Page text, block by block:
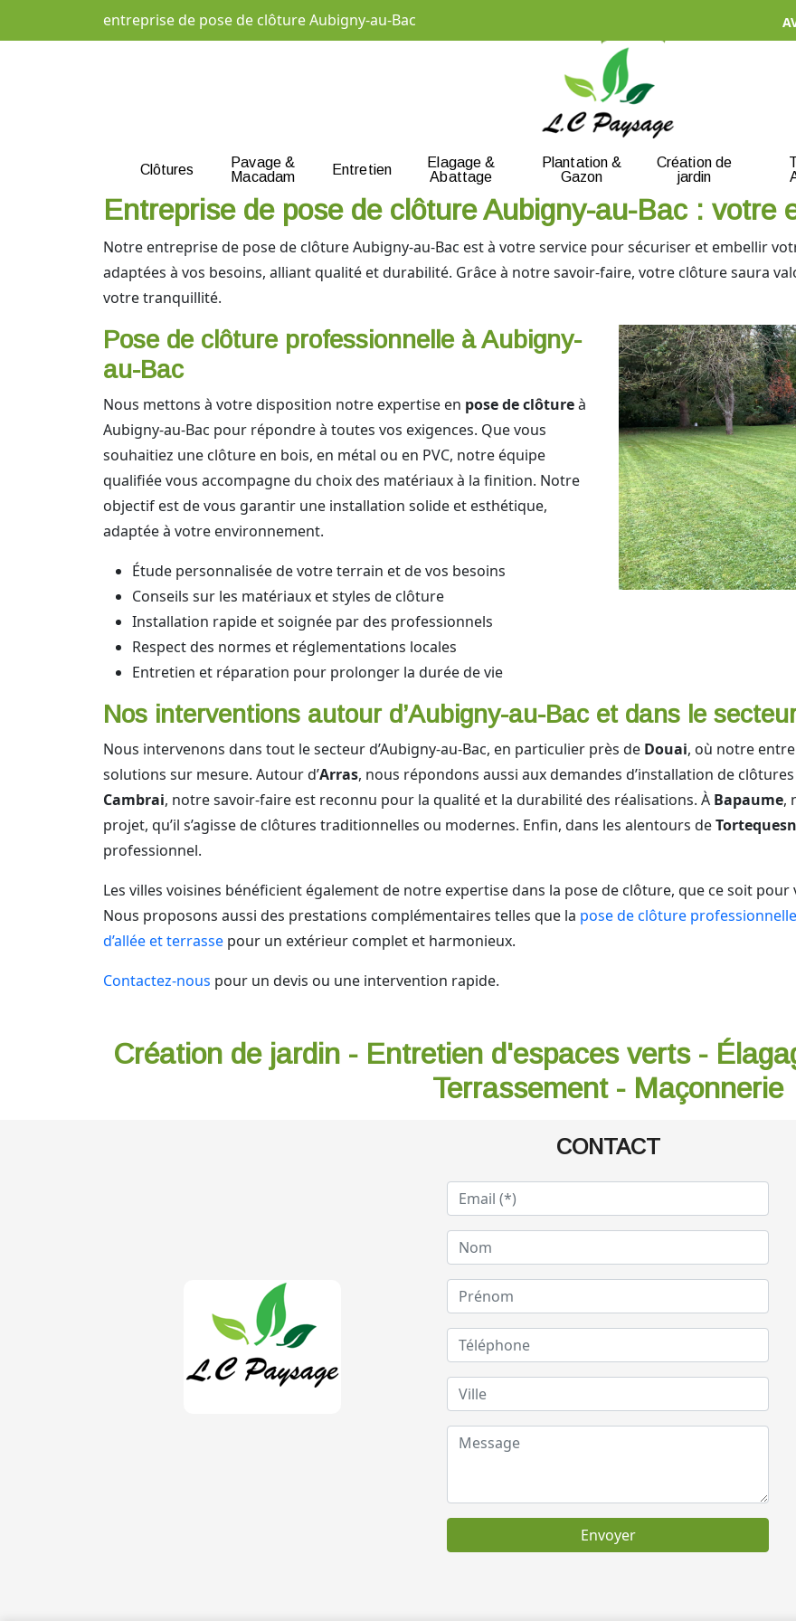
entreprise de pose de clôture Aubigny-au-Bac
Clôtures
Pavage &
Macadam
Entretien
Elagage &
Abattage
Plantation &
Gazon
Création de
jardin
Entreprise de pose de clôture Aubigny-au-Bac : votre
Notre entreprise de pose de clôture Aubigny-au-Bac est à votre service pour sécuriser et embellir
adaptées à vos besoins, alliant qualité et durabilité. Grâce à notre savoir-faire, votre clôture saura
votre tranquillité.
Pose de clôture professionnelle à Aubigny-
au-Bac
Nous mettons à votre disposition notre expertise en pose de clôtureà
Aubigny-au-Bac pour répondre à toutes vos exigences. Que vous
souhaitiez une clôture en bois, en métal ou en PVC, notre équipe
qualifiée vous accompagne du choix des matériaux à la finition. Notre
objectif est de vous garantir une installation solide et esthétique,
adaptée à votre environnement.
Étude personnalisée de votre terrain et de vos besoins
Conseils sur les matériaux et styles de clôture
Installation rapide et soignée par des professionnels
Respect des normes et réglementations locales
Entretien et réparation pour prolonger la durée de vie
Nos interventions autour d’Aubigny-au-Bac et dans le
Nous intervenons dans tout le secteur d’Aubigny-au-Bac, en particulier près de Douai, où notre
solutions sur mesure. Autour d’Arras, nous répondons aussi aux demandes d’installation de
Cambrai, notre savoir-faire est reconnu pour la qualité et la durabilité des réalisations. À Bapaume,
projet, qu’il s’agisse de clôtures traditionnelles ou modernes. Enfin, dans les alentours de
professionnel.
Les villes voisines bénéficient également de notre expertise dans la pose de clôture, que ce soit
Nous proposons aussi des prestations complémentaires telles que la pose de clôture professionnelle
d’allée et terrasse pour un extérieur complet et harmonieux.
Contactez-nous pour un devis ou une intervention rapide.
Création de jardin - Entretien d'espaces verts -
Terrassement - Maçonnerie
CONTACT
Envoyer